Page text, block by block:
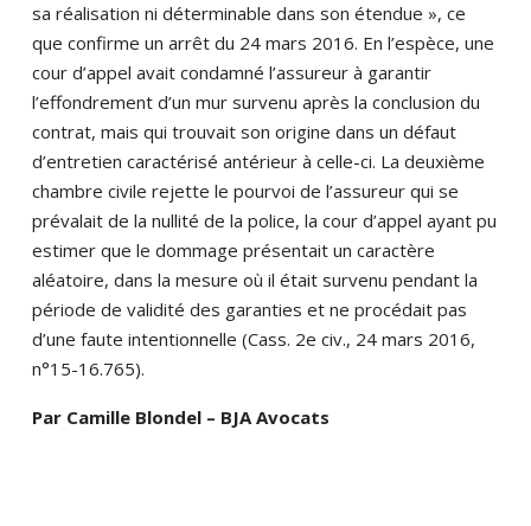
sa réalisation ni déterminable dans son étendue », ce
que confirme un arrêt du 24 mars 2016. En l’espèce, une
cour d’appel avait condamné l’assureur à garantir
l’effondrement d’un mur survenu après la conclusion du
contrat, mais qui trouvait son origine dans un défaut
d’entretien caractérisé antérieur à celle-ci. La deuxième
chambre civile rejette le pourvoi de l’assureur qui se
prévalait de la nullité de la police, la cour d’appel ayant pu
estimer que le dommage présentait un caractère
aléatoire, dans la mesure où il était survenu pendant la
période de validité des garanties et ne procédait pas
d’une faute intentionnelle (Cass. 2e civ., 24 mars 2016,
n°15-16.765).
Par Camille Blondel – BJA Avocats